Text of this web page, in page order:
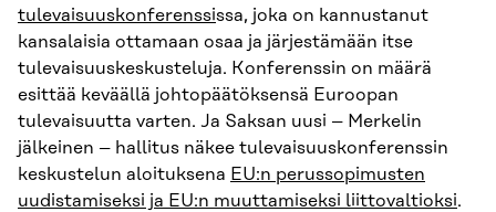
tulevaisuuskonferenssissa, joka on kannustanut
kansalaisia ottamaan osaa ja järjestämään itse
tulevaisuuskeskusteluja. Konferenssin on määrä
esittää keväällä johtopäätöksensä Euroopan
tulevaisuutta varten. Ja Saksan uusi – Merkelin
jälkeinen – hallitus näkee tulevaisuuskonferenssin
keskustelun aloituksena EU:n perussopimusten
uudistamiseksi ja EU:n muuttamiseksi liittovaltioksi.